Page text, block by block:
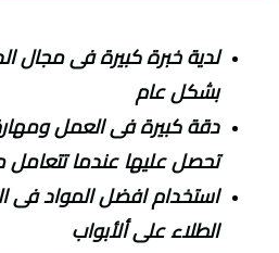
لدية خبرة كبيرة فى مجال
بشكل عام
دقة كبيرة فى العمل
تحصل عليها عندما
استخدام افضل المواد فى
الطلاء على ألأبواب